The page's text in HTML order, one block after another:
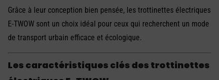
Grâce à leur conception bien pensée, les trottinettes électriques
E-TWOW sont un choix idéal pour ceux qui recherchent un mode
de transport urbain efficace et écologique.
Les caractéristiques clés des trottinettes